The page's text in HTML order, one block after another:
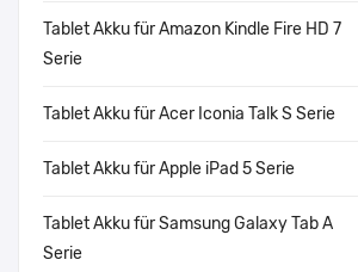
Tablet Akku für Amazon Kindle Fire HD 7
Serie
Tablet Akku für Acer Iconia Talk S Serie
Tablet Akku für Apple iPad 5 Serie
Tablet Akku für Samsung Galaxy Tab A
Serie